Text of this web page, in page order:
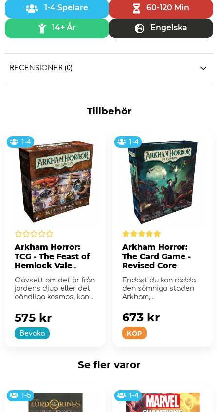
1-4 Spelare 60-120 Min
14+ År Engelska
RECENSIONER (0)
Tillbehör
1-4
Arkham Horror:
TCG - The Feast of
Hemlock Vale
Expansion
Oavsett om det är från
jordens djup eller det
oändliga kosmos, kan
Bevaka
575 kr
1-4
Arkham Horror:
The Card Game -
Revised Core
Endast du kan rädda
den sömniga staden
Arkham,
KÖP
673 kr
Se fler varor
1-5 1-4